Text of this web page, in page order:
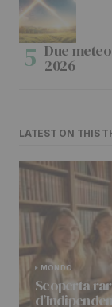
Due
2026
LATEST ON THIS
MONDO
Scoperta